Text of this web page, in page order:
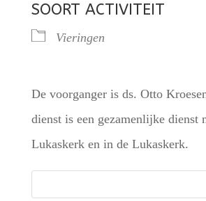
SOORT ACTIVITEIT
Vieringen
De voorganger is ds. Otto
dienst is een gezamenlijke dienst
Lukaskerk en in de Lukaskerk.